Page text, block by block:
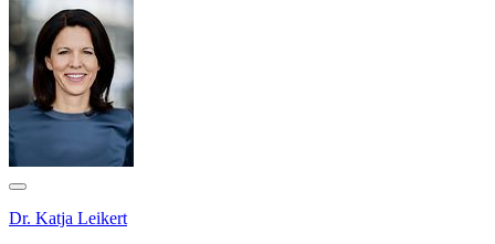
Dr. Katja Leikert